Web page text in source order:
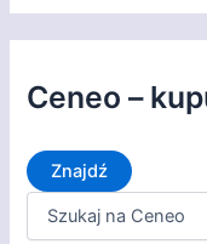
e
g
r
iCeneo –
Znajdź